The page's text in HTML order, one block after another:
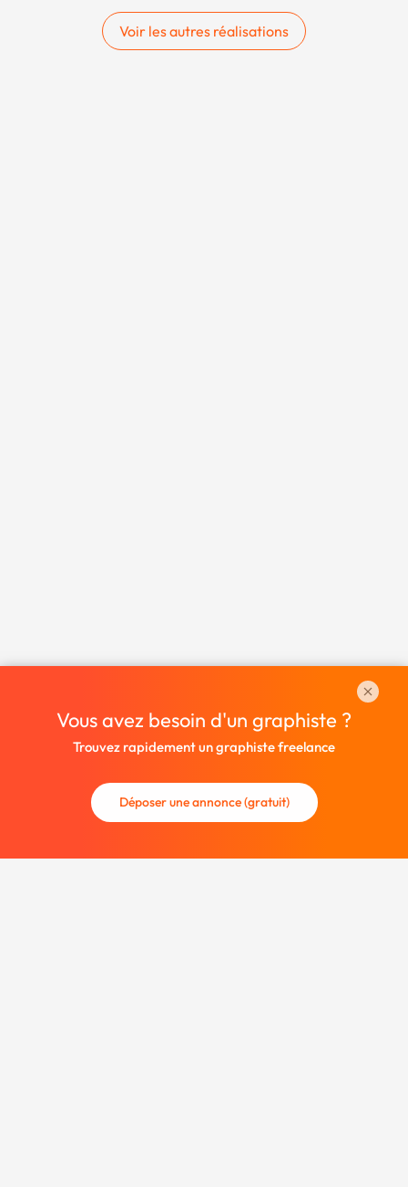
Voir les autres réalisations
Vous avez besoin d'un graphiste ?
Trouvez rapidement un graphiste freelance
Déposer une annonce (gratuit)